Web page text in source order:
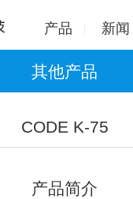
产品 新闻
其他产品
CODE K-75
产品简介